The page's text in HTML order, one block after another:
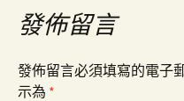
覽發佈留言
發佈留言必須填寫的電子
示為 *